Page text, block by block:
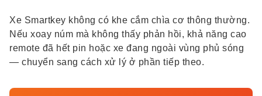
Xe Smartkey không có khe cắm chìa cơ thông thường.
Nếu xoay núm mà không thấy phản hồi, khả năng cao
remote đã hết pin hoặc xe đang ngoài vùng phủ sóng
— chuyển sang cách xử lý ở phần tiếp theo.